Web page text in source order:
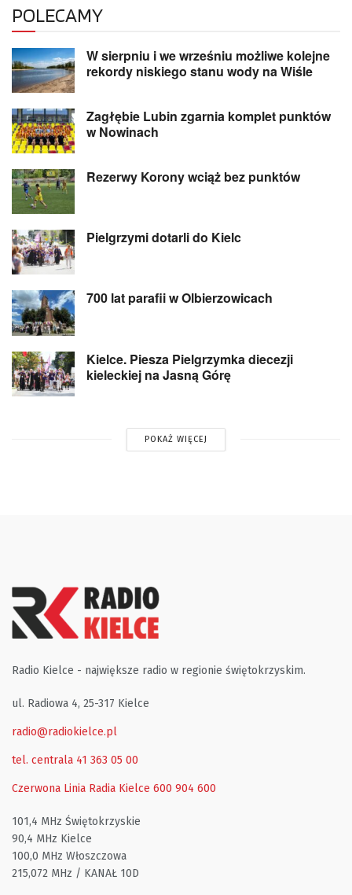
POLECAMY
W sierpniu i we wrześniu możliwe kolejne
rekordy niskiego stanu wody na Wiśle
Zagłębie Lubin zgarnia komplet punktów
w Nowinach
Rezerwy Korony wciąż bez punktów
Pielgrzymi dotarli do Kielc
700 lat parafii w Olbierzowicach
Kielce. Piesza Pielgrzymka diecezji
kieleckiej na Jasną Górę
POKAŻ WIĘCEJ
Radio Kielce - największe radio w regionie świętokrzyskim.
ul. Radiowa 4, 25-317 Kielce
radio@radiokielce.pl
tel. centrala 41 363 05 00
Czerwona Linia Radia Kielce 600 904 600
101,4 MHz Świętokrzyskie
90,4 MHz Kielce
100,0 MHz Włoszczowa
215,072 MHz / KANAŁ 10D